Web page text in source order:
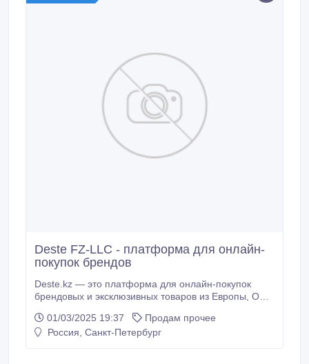
Deste FZ-LLC - платформа для онлайн-
покупок брендов
Deste.kz — это платформа для онлайн-покупок
брендовых и эксклюзивных товаров из Европы, ОАЭ
пользователей. У нас представлено свыше 6 500
000 товаров, и мы обеспечиваем быструю доставку.
01/03/2025 19:37
Продам прочее
Россия, Санкт-Петербург